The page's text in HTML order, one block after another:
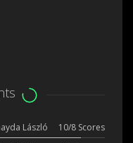
László
10/8 Scores